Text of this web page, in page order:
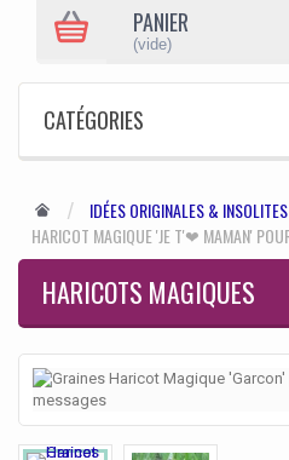
PANIER
(vide)
CATÉGORIES
IDÉES ORIGINALES & INSOLITES
HARICOT MAGIQUE 'JE T'❤ MAMAN'
HARICOTS MAGIQUES